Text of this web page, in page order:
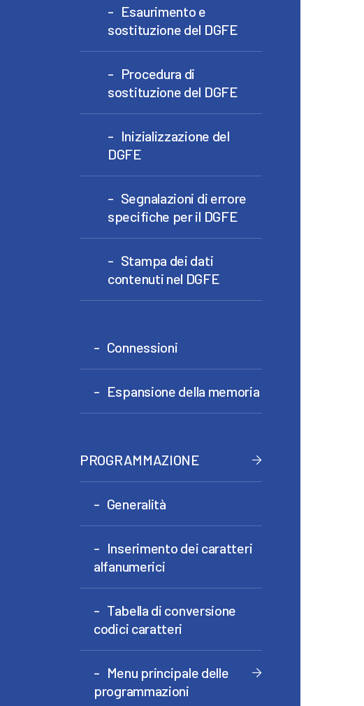
Esaurimento e
sostituzione del DGFE
Procedura di
sostituzione del DGFE
Inizializzazione del
DGFE
Segnalazioni di errore
specifiche per il DGFE
Stampa dei dati
contenuti nel DGFE
Connessioni
Espansione della memoria
PROGRAMMAZIONE
Generalità
Inserimento dei caratteri
alfanumerici
Tabella di conversione
codici caratteri
Menu principale delle
programmazioni